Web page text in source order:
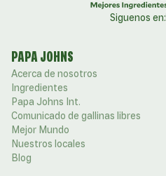
Siguenos en:
PAPA JOHNS
Acerca de nosotros
Ingredientes
Papa Johns Int.
Comunicado de gallinas libres
Mejor Mundo
Nuestros locales
Blog